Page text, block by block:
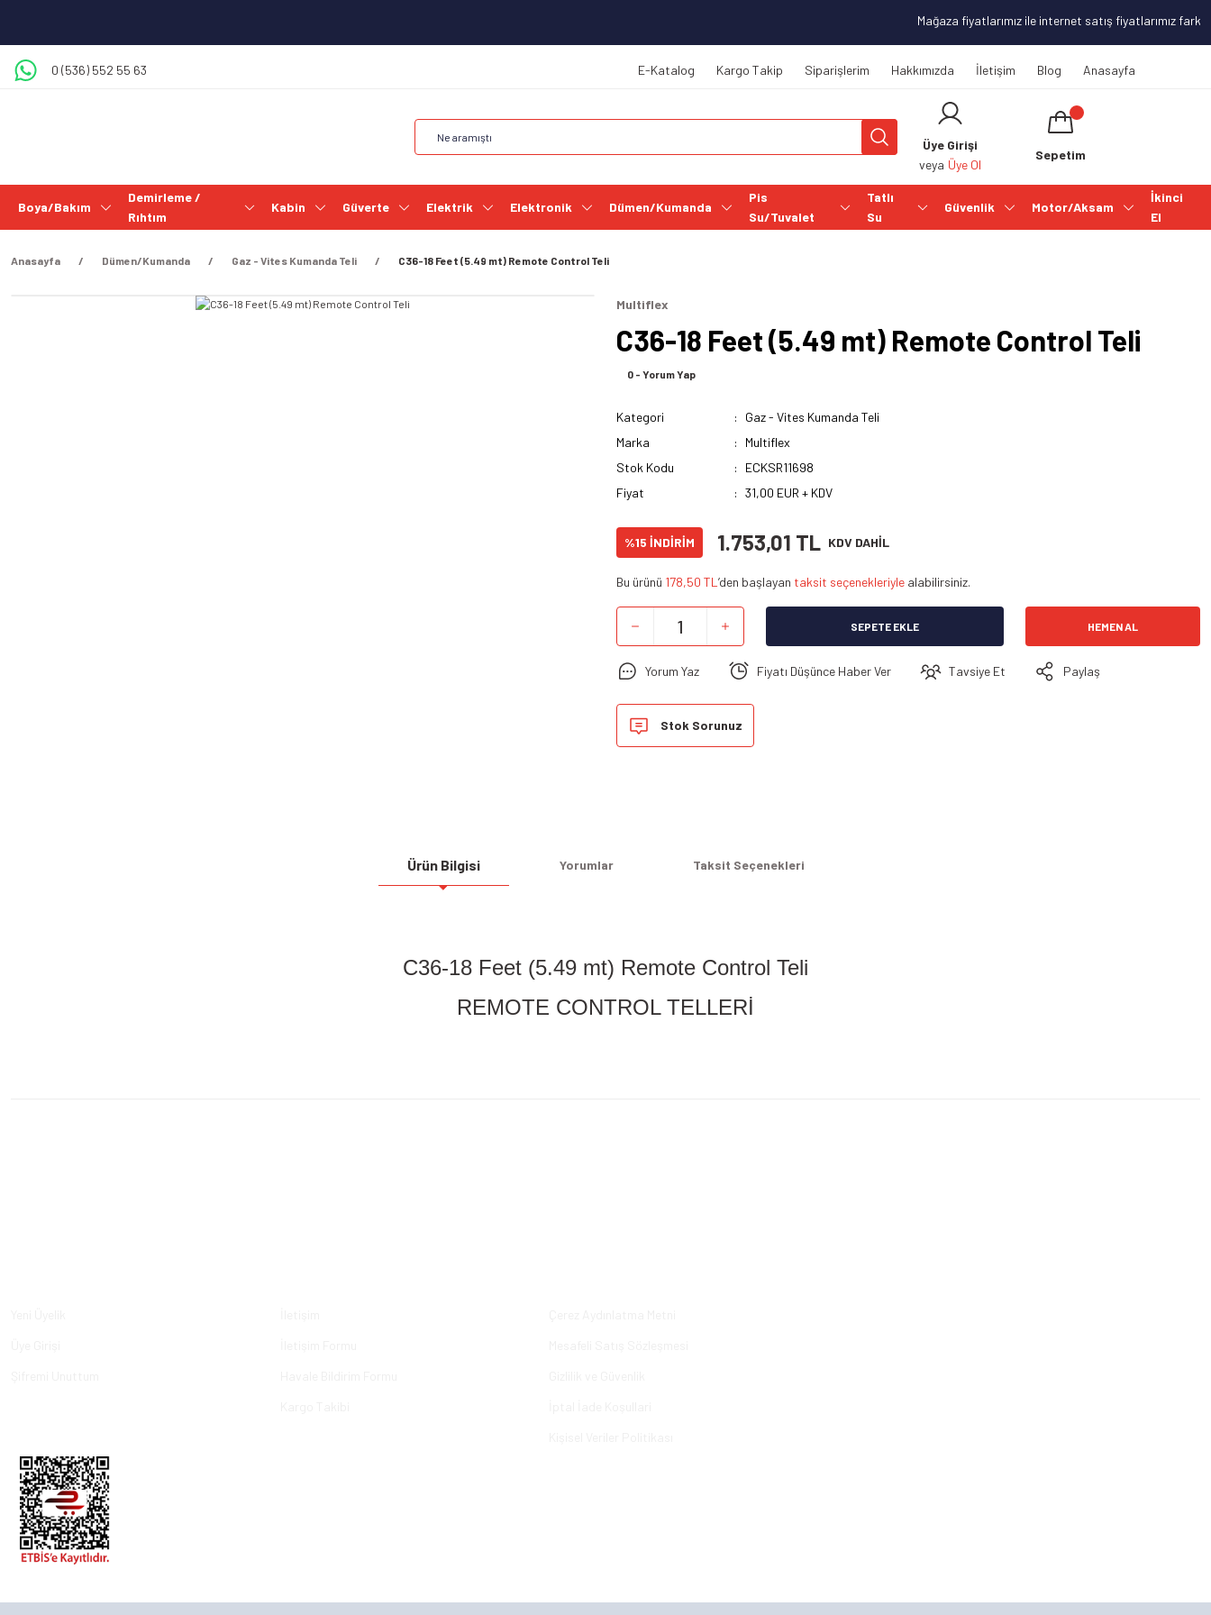
Mağaza fiyatlarımız ile internet satış fiyatlarımız
0 (536) 552 55 63 E-Katalog Kargo Takip Siparişlerim Hakkımızda İletişim Blog Anasayfa
Üye Girişi
veya Üye Ol
Sepetim
Boya/Bakım
Demirleme /
Rıhtım
Kabin Güverte Elektrik Elektronik Dümen/Kumanda
Pis
Su/Tuvalet
Tatlı
Su
Güvenlik Motor/Aksam
İkinci
El
Anasayfa Dümen/Kumanda Gaz - Vites Kumanda Teli C36-18 Feet (5.49 mt) Remote Control Teli
Multiflex
C36-18 Feet (5.49 mt) Remote Control Teli
0 - Yorum Yap
Kategori
Gaz - Vites Kumanda Teli
Marka
Multiflex
Stok Kodu
ECKSR11698
Fiyat
31,00 EUR + KDV
%15 İNDİRİM 1.753,01 TL KDV DAHİL
Bu ürünü 178,50 TL ’den başlayan taksit seçenekleriyle alabilirsiniz.
SEPETE EKLE HEMEN AL
Yorum Yaz Fiyatı Düşünce Haber Ver Tavsiye Et Paylaş
Stok Sorunuz
Ürün Bilgisi Yorumlar Taksit Seçenekleri
C36-18 Feet (5.49 mt) Remote Control Teli
REMOTE CONTROL TELLERİ